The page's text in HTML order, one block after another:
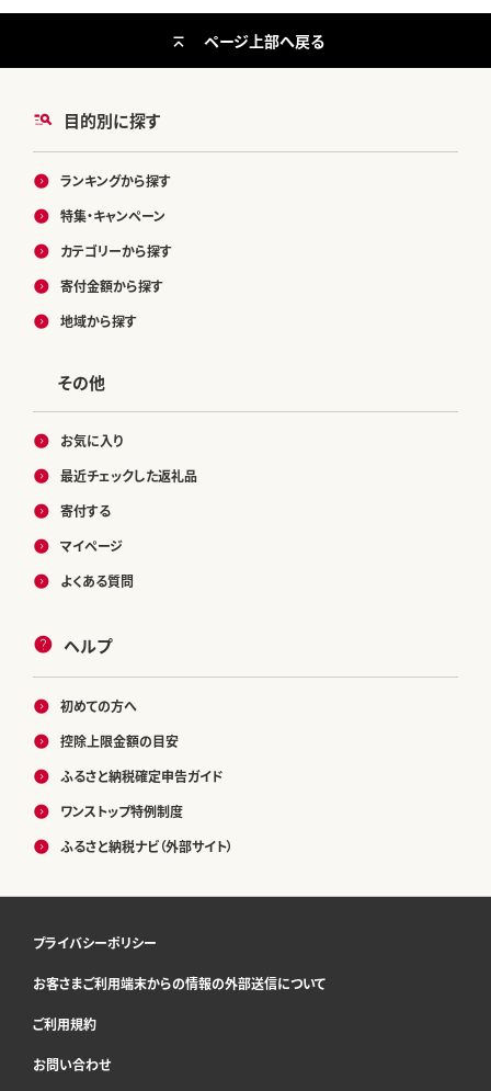
目的別に探す
ランキングから探す
特集・キャンペーン
カテゴリーから探す
寄付金額から探す
地域から探す
その他
お気に入り
最近チェックした返礼品
寄付する
マイページ
よくある質問
ヘルプ
初めての方へ
控除上限金額の目安
ふるさと納税確定申告ガイド
ワンストップ特例制度
ふるさと納税ナビ（外部サイト）
ページ上部へ戻る
プライバシーポリシー
お客さまご利用端末からの情報の外部送信について
ご利用規約
お問い合わせ